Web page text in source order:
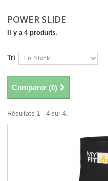
POWER SLIDE
Il y a 4 produits.
Tri
Comparer (0)
Résultats 1 - 4 sur 4.